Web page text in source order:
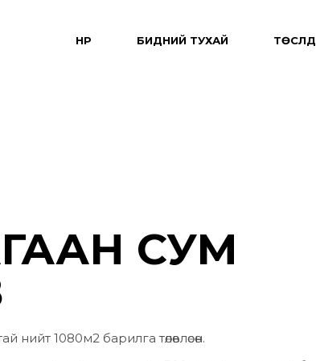
НҮҮР БИДНИЙ ТУХАЙ ТӨСЛҮҮД
СУМ
1080м2 барилга төлөвлөсөн.